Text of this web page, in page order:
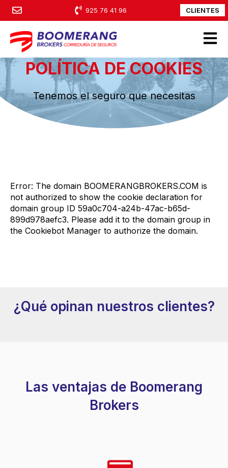
925 76 41 96 CLIENTES
Open
POLÍTICA DE COOKIES
Tenemos el seguro que necesitas
Error: The domain BOOMERANGBROKERS.COM is
not authorized to show the cookie declaration for
domain group ID 59a0c704-a24b-47ac-b65d-
899d978aefc3. Please add it to the domain group in
the Cookiebot Manager to authorize the domain.
¿Qué opinan nuestros clientes?
Las ventajas de Boomerang
Brokers